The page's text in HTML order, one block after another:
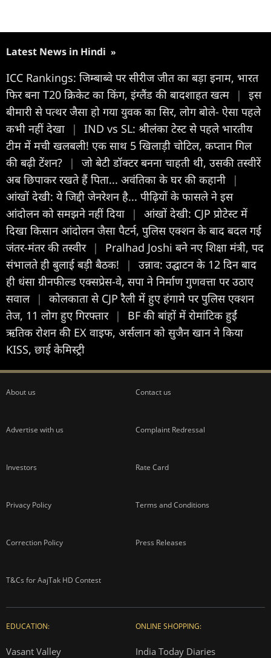
Latest News in Hindi »
ICC Rankings: जिम्बाब्वे पर सीरीज जीत का बड़ा इनाम, भारत
फिर बना T20 क्रिकेट का किंग, इंग्लैंड की बादशाहत खत्म
|
इस
बीमारी से पत्थर जैसा हो गया युवक का सिर, लोग बोले- ऐसा पहले
कभी नहीं देखा
|
IND vs SL: श्रीलंका टेस्ट से पहले भारतीय
टीम में मची खलबली! एक साथ 5 खिलाड़ी चोटिल, कप्तान गिल
की बढ़ी टेंशन?
|
जो बेटी डॉक्टर बनना चाहती थी, उसकी तस्वीरें
अब छिपाकर रखते हैं पिता... अवंतिका के घर की कहानी
|
आंखों देखी: ये जिद्दी जेनरेशन है... पीढ़ियों के फासले ने इस
आंदोलन को समझने नहीं दिया
|
आंखों देखी: CJP प्रोटेस्ट में
दिखा किसान आंदोलन जैसा पैटर्न, पुलिस एक्शन के बाद बदल गई
जंतर-मंतर की तस्वीर |
Pralhad Joshi बने नए शिक्षा मंत्री, पद
संभालते ही बुलाई बड़ी बैठक!
|
उन्नाव: उद्घाटन के 12 दिन बाद
ही धंसा ग्रीनफील्ड एक्सप्रेस-वे, सपा ने निर्माण गुणवत्ता पर उठाए
सवाल |
कोलकाता से CJP रैली में हुए हंगामे पर पुलिस एक्शन
तेज, 11 लोग हुए गिरफ्तार |
BF की बांहों में रोमांटिक हुईं
ऋतिक रोशन की EX वाइफ, अर्सलान को सुजैन खान ने किया
KISS, छाई केमिस्ट्री
About us Contact us
Advertise with us Complaint Redressal
Investors Rate Card
Privacy Policy Terms and Conditions
Correction Policy Press Releases
T&Cs for AajTak HD Contest
EDUCATION:
Vasant Valley
ONLINE SHOPPING:
India Today Diaries